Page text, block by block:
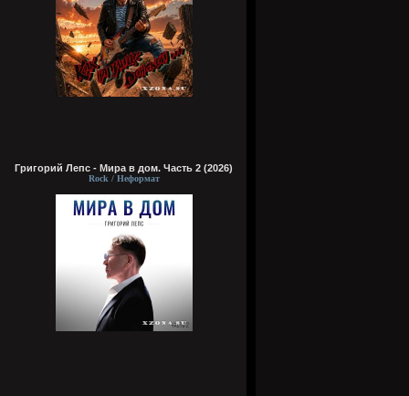
Григорий Лепс - Мира в дом. Часть 2 (2026)
Rock / Неформат